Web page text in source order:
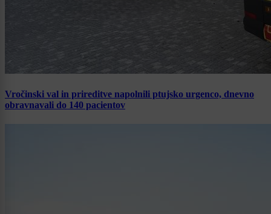
Vročinski val in prireditve napolnili ptujsko urgenco, dnevno
obravnavali do 140 pacientov